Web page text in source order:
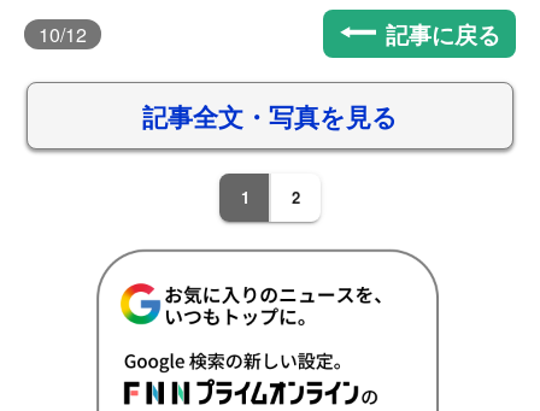
10/12 記事に戻る
記事全文・写真を見る
1 2